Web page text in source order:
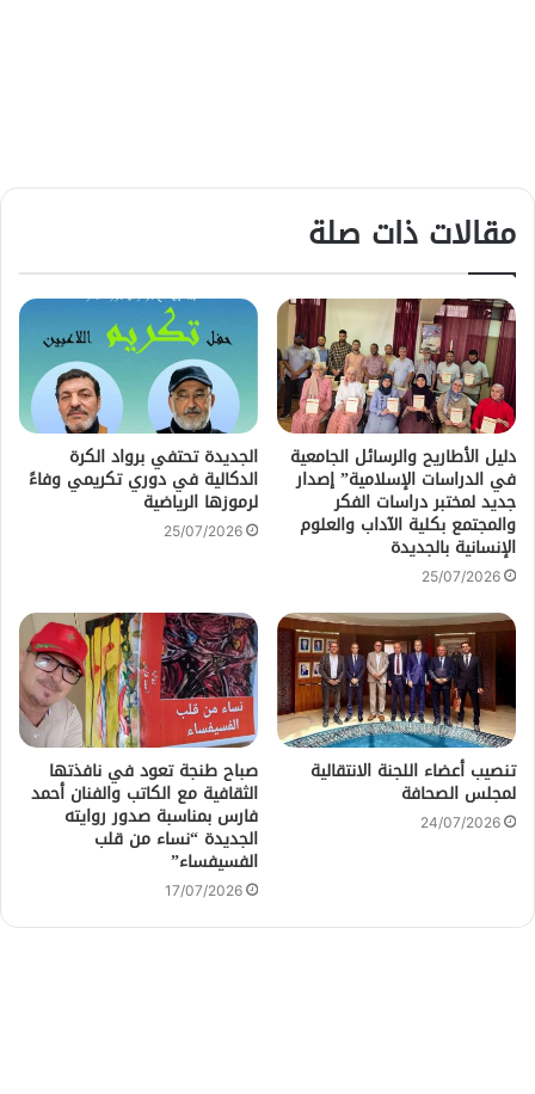
مقالات ذات صلة
دليل الأطاريح والرسائل الجامعية
في الدراسات الإسلامية” إصدار
جديد لمختبر دراسات الفكر
والمجتمع بكلية الآداب والعلوم
الإنسانية بالجديدة
25/07/2026
الجديدة تحتفي برواد الكرة
الدكالية في دوري تكريمي وفاءً
لرموزها الرياضية
25/07/2026
تنصيب أعضاء اللجنة الانتقالية
لمجلس الصحافة
24/07/2026
صباح طنجة تعود في نافذتها
الثقافية مع الكاتب والفنان أحمد
فارس بمناسبة صدور روايته
الجديدة “نساء من قلب
الفسيفساء”
17/07/2026